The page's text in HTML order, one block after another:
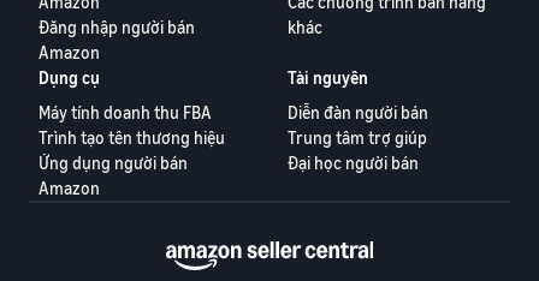
Đăng nhập người bán
Amazon
khác
Dụng cụ
Máy tính doanh thu FBA
Trình tạo tên thương hiệu
Ứng dụng người bán
Amazon
Tài nguyên
Diễn đàn người bán
Trung tâm trợ giúp
Đại học người bán